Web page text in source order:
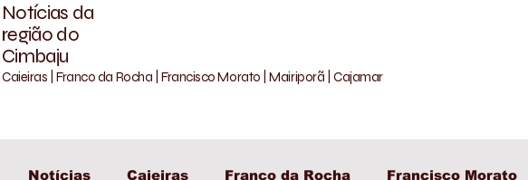
Notícias da
região do
Cimbaju
Caieiras | Franco da Rocha | Francisco Morato | Mairiporã | Cajamar
Notícias Caieiras Franco da Rocha Francisco Morato